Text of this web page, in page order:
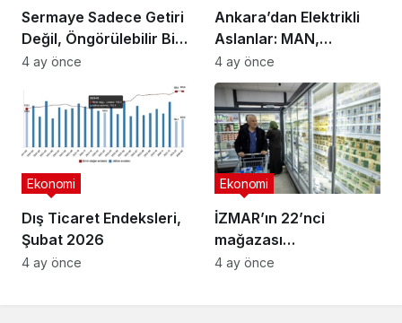
Sermaye Sadece Getiri
Değil, Öngörülebilir Bir
Ortam Arıyor
4 ay önce
Ankara’dan Elektrikli
Aslanlar: MAN,
Ankara’daki
fabrikasında eBus
üretimine başladı
4 ay önce
Dış Ticaret Endeksleri,
Şubat 2026
Ekonomi
4 ay önce
İZMAR’ın 22’nci
mağazası
Osmangazi’de açıldı
Ekonomi
4 ay önce